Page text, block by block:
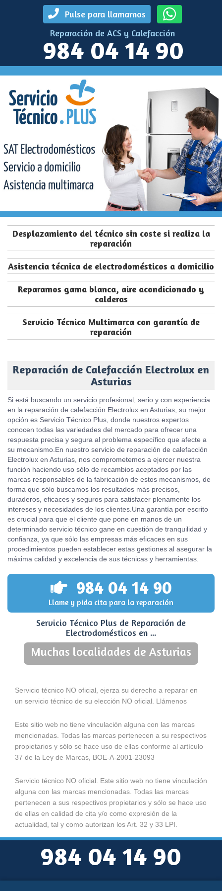
Pulse para llamarnos
Reparación de ACS y Calefacción
984 04 14 90
Desplazamiento del técnico sin coste si realiza la
reparación
Asistencia técnica de electrodomésticos a domicilio
Reparamos gama blanca, aire acondicionado y
calderas
Servicio Técnico Multimarca con garantía de
reparación
Reparación de Calefacción Electrolux en
Asturias
Si está buscando un servicio profesional, serio y con experiencia
en la reparación de calefacción Electrolux en Asturias, su mejor
opción es Servicio Técnico Plus, donde nuestros expertos
conocen todas las variedades del mercado para ofrecer una
respuesta precisa y segura al problema específico que afecte a
su mecanismo.En nuestro servicio de reparación de calefacción
Electrolux en Asturias, nos comprometemos a ejercer nuestra
función haciendo uso sólo de recambios aceptados por las
marcas responsables de la fabricación de estos mecanismos, de
forma que sólo buscamos los resultados más precisos,
duraderos, eficaces y seguros para satisfacer plenamente los
intereses y necesidades de los clientes.Una garantía por escrito
es crucial para que el cliente que pone en manos de un
determinado servicio técnico gane en cuestión de tranquilidad y
confianza, ya que sólo las empresas más eficaces en sus
procedimientos pueden establecer estas gestiones al asegurar la
máxima calidad y excelencia de sus técnicas y herramientas.
984 04 14 90
Llame y pida cita para la reparación
Servicio Técnico Plus de Reparación de
Electrodomésticos en ...
Muchas localidades de Asturias
Servicio técnico NO oficial, ejerza su derecho a reparar en
un servicio técnico de su elección NO oficial. Llámenos
Este sitio web no tiene vinculación alguna con las marcas
mencionadas. Todas las marcas pertenecen a su respectivos
propietarios y sólo se hace uso de ellas conforme al artículo
37 de la Ley de Marcas, BOE-A-2001-23093
Servicio técnico NO oficial. Este sitio web no tiene vinculación
alguna con las marcas mencionadas. Todas las marcas
pertenecen a sus respectivos propietarios y sólo se hace uso
de ellas en calidad de cita y/o como expresión de la
actualidad, tal y como autorizan los Art. 32 y 33 LPI.
984 04 14 90